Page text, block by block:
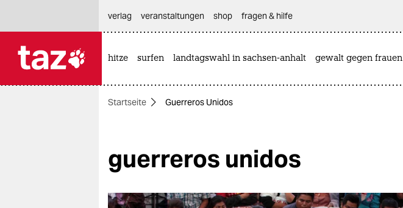
themen
öko
gesellschaft
verlag
veranstaltungen shop fragen & hilfe
hitze surfen landtagswahl in sachsen-anhalt gewalt gegen frauen
Startseite Guerreros Unidos
guerreros unidos